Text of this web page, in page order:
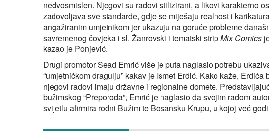
nedvosmislen. Njegovi su radovi stilizirani, a likovi karakterno
zadovoljava sve standarde, gdje se miješaju realnost i
angažiranim umjetnikom jer ukazuju na goruće probleme
savremenog čovjeka i sl. Žanrovski i tematski stripMix Comics
kazao je Ponjević.
Drugi promotor Sead Emrić više je puta naglasio potrebu
“umjetničkom dragulju” kakav je Ismet Erdić. Kako kaže,
njegovi radovi imaju državne i regionalne domete.
bužimskog “Preporoda”, Emrić je naglasio da svojim radom
svijetlu afirmira rodni Bužim te Bosansku Krupu, u kojoj već